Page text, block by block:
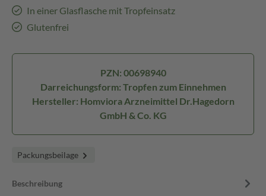
In einer Glasflasche mit Tropfeinsatz
Glutenfrei
PZN: 00698940
Darreichungsform: Tropfen zum Einnehmen
Hersteller: Homviora Arzneimittel Dr.Hagedorn
GmbH & Co. KG
Packungsbeilage
Beschreibung